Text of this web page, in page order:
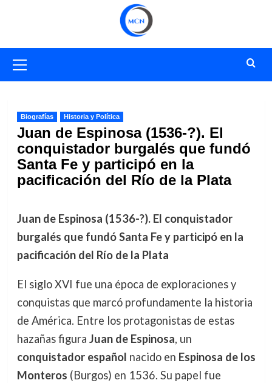
primario
Biografías Historia y Política
Juan de Espinosa (1536-?). El
conquistador burgalés que fundó
Santa Fe y participó en la
pacificación del Río de la Plata
Juan de Espinosa (1536-?). El conquistador
burgalés que fundó Santa Fe y participó en la
pacificación del Río de la Plata
El siglo XVI fue una época de exploraciones y
conquistas que marcó profundamente la historia
de América. Entre los protagonistas de estas
hazañas figura Juan de Espinosa, un
conquistador español nacido en Espinosa de los
Monteros (Burgos) en 1536. Su papel fue